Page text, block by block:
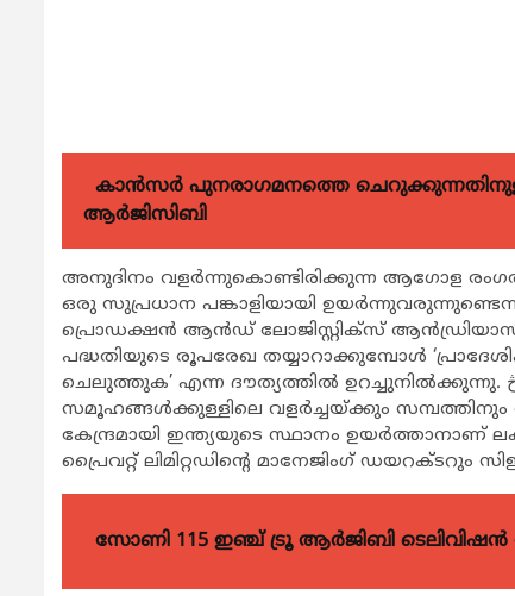
കാന്‍സര്‍ പുനരാഗമനത്തെ
ആര്‍ജിസിബി
അനുദിനം വളര്‍ന്നുകൊണ്ടിരിക്കുന്ന ആഗോള
ഒരു സുപ്രധാന പങ്കാളിയായി
പ്രൊഡക്ഷന്‍ ആന്‍ഡ് ലോജിസ്റ്റിക്സ്
പദ്ധതിയുടെ രൂപരേഖ തയ്യാറാക്കുമ്പോള്‍
ചെലുത്തുക’ എന്ന ദൗത്യത്തില്‍ ഉറച്ചുനില്‍ക്കുന്നു. څആത്മനിര്‍ഭര്‍ ഭാരത്’ എന്ന ദൗത്യവുമായി ഒത്തുചേര്‍ന്ന്
സമൂഹങ്ങള്‍ക്കുള്ളിലെ വളര്‍ച്ചയ്ക്കും
കേന്ദ്രമായി ഇന്ത്യയുടെ സ്ഥാനം
പ്രൈവറ്റ് ലിമിറ്റഡിന്‍റെ മാനേജിംഗ്
സോണി 115 ഇഞ്ച് ട്രൂ ആർജിബി ടെലിവിഷൻ